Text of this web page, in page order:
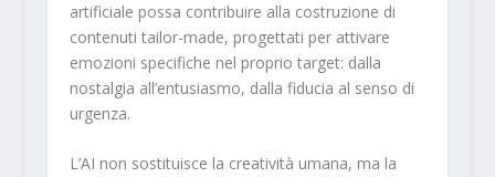
artificiale possa contribuire alla costruzione di
contenuti tailor-made, progettati per attivare
emozioni specifiche nel proprio target: dalla
nostalgia all’entusiasmo, dalla fiducia al senso di
urgenza.
L’AI non sostituisce la creatività umana, ma la